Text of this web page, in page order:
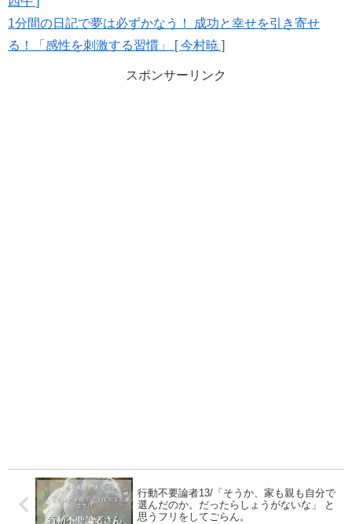
1分間の日記で夢は必ずかなう！ 成功と幸せを引き寄せ
る！「感性を刺激する習慣」 [ 今村暁 ]
スポンサーリンク
行動不要論者13/「そうか、家も親も自分で
選んだのか。だったらしょうがないな」 と
思うフリをしてごらん。